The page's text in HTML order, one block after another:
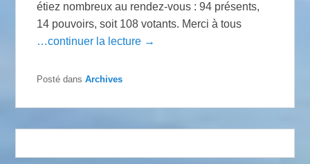
étiez nombreux au rendez-vous : 94 présents,
14 pouvoirs, soit 108 votants. Merci à tous
…continuer la lecture →
Posté dans Archives